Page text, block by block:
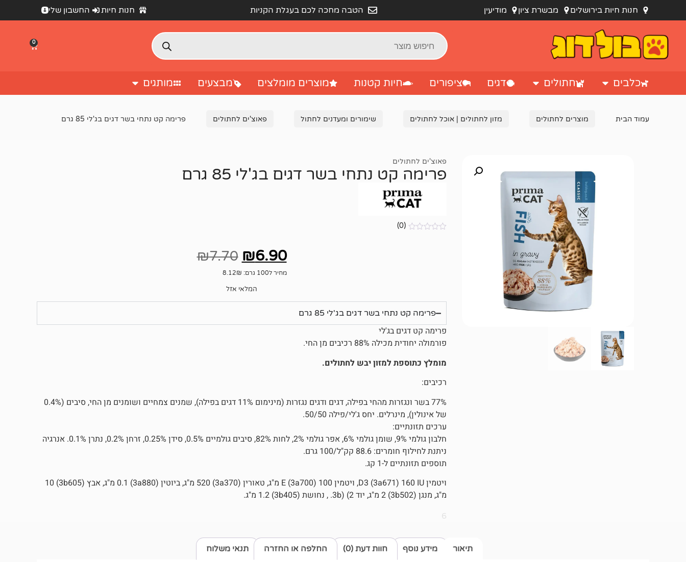
חנות חיות בירושלים מבשרת ציון מודיעין הטבה מחכה לכם בעגלת הקניות חנות חיות החשבון שלי
0
כלבים חתולים דגים ציפורים חיות קטנות מוצרים מומלצים מבצעים מותגים
עמוד הבית מוצרים לחתולים מזון לחתולים | אוכל לחתולים שימורים ומעדנים לחתול פאוצ'ים לחתולים פרימה קט נתחי בשר דגים בג'לי 85 גרם
פאוצ'ים לחתולים
פרימה קט נתחי בשר דגים בג'לי 85 גרם
(0)
₪6.90
₪7.70
מחיר ל100 גרם: 8.12₪
המלאי אזל
פרימה קט נתחי בשר דגים בג'לי 85 גרם
פרימה קט דגים בג'לי
פורמולה יחודית מכילה 88% רכיבים מן החי.
מומלץ כתוספת למזון יבש לחתולים.
רכיבים:
77% בשר ונגזרות מהחי בפילה, דגים ודגים נגזרות (מינימום 11% דגים בפילה), שמנים צמחיים ושומנים מן החי, סיבים (0.4%
של אינולין), מינרלים. יחס ג'לי/פילה 50/50.
ערכים תזונתיים:
חלבון גולמי 9%, שומן גולמי 6%, אפר גולמי 2%, לחות 82%, סיבים גולמיים 0.5%, סידן 0.25%, זרחן 0.2%, נתרן 0.1%. אנרגיה
ניתנת לחילוף חומרים: 88.6 קק"ל/100 גרם.
תוספים תזונתיים ל-1 קג.
ויטמין D3 (3a671) 160 IU, ויטמין E (3a700) 100 מ"ג, טאורין (3a370) 520 מ"ג, ביוטין (3a880) 0.1 מ"ג, אבץ (3b605) 10
מ"ג, מנגן (3b502) 2 מ"ג, יוד 2) (3b. , נחושת (3b405) 1.2 מ"ג.
6
תיאור מידע נוסף תנאי משלוח חוות דעת (0) החלפה או החזרה